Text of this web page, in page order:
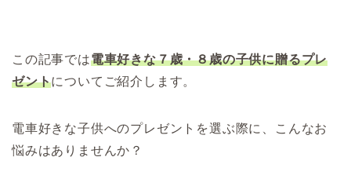
この記事では電車好きな７歳・８歳の子供に贈るプレ
ゼントについてご紹介します。
電車好きな子供へのプレゼントを選ぶ際に、こんなお
悩みはありませんか？